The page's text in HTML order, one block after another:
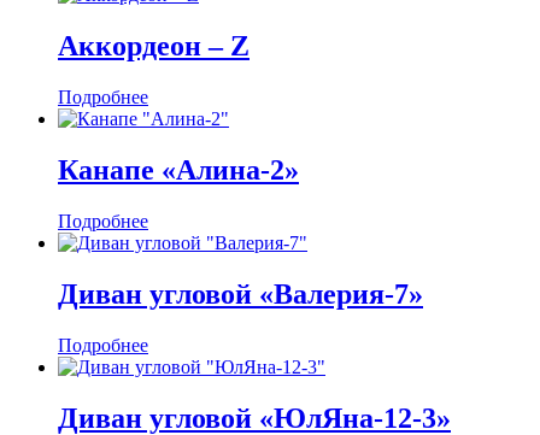
Аккордеон ‒ Z
Подробнее
Канапе «Алина-2»
Подробнее
Диван угловой «Валерия-7»
Подробнее
Диван угловой «ЮлЯна-12-3»